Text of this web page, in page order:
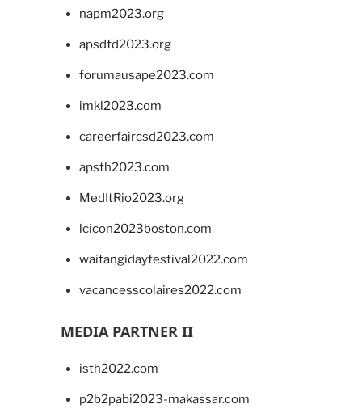
napm2023.org
apsdfd2023.org
forumausape2023.com
imkl2023.com
careerfaircsd2023.com
apsth2023.com
MedItRio2023.org
lcicon2023boston.com
waitangidayfestival2022.com
vacancesscolaires2022.com
MEDIA PARTNER II
isth2022.com
p2b2pabi2023-makassar.com